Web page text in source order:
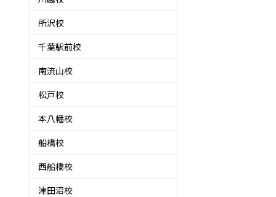
所沢校
千葉駅前校
南流山校
松戸校
本八幡校
船橋校
西船橋校
津田沼校